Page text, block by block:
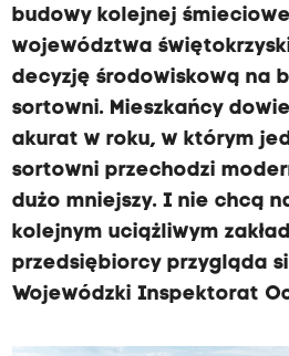
budowy kolejnej
województwa
decyzję środowiskową na
sortowni. Mieszkańcy
akurat w roku, w którym
sortowni przechodzi
dużo mniejszy. I nie chcą
kolejnym uciążliwym
przedsiębiorcy przygląda
Wojewódzki Inspektorat